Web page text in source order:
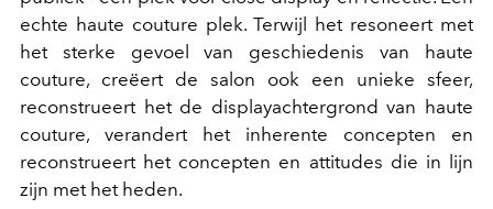
echte haute couture plek. Terwijl het resoneert met
het sterke gevoel van geschiedenis van haute
couture, creëert de salon ook een unieke sfeer,
reconstrueert het de displayachtergrond van haute
couture, verandert het inherente concepten en
reconstrueert het concepten en attitudes die in lijn
zijn met het heden.